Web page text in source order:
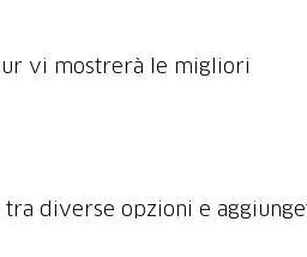
vi mostrerà le migliori
diverse opzioni e